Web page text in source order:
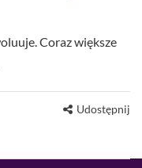
Coraz większe
Udostępnij